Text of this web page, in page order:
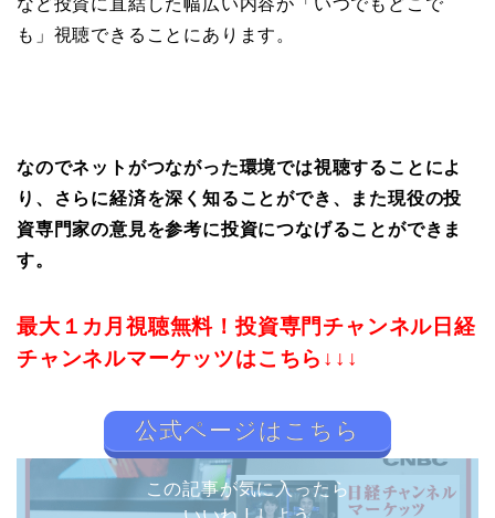
など投資に直結した幅広い内容が「いつでもどこで
も」視聴できることにあります。
なのでネットがつながった環境では視聴することによ
り、さらに経済を深く知ることができ、また現役の投
資専門家の意見を参考に投資につなげることができま
す。
最大１カ月視聴無料！投資専門チャンネル日経
チャンネルマーケッツはこちら↓↓↓
公式ページはこちら
この記事が気に入ったら